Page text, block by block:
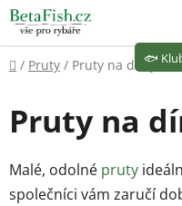
Přejít
na
obsah
Domů
/ Pruty / Pruty na dírky
Pruty na
Malé, odolné pruty
společníci vám zaručí
🐟